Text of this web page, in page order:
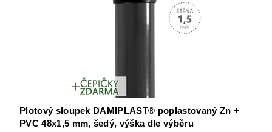
Plotový sloupek DAMIPLAST® poplastovaný Zn +
PVC 48x1,5 mm, šedý, výška dle výběru